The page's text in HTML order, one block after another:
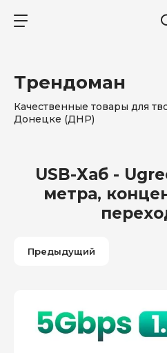
Трендоман
Качественные товары для
Донецке (ДНР)
USB-Хаб -
метра,
Предыдущий